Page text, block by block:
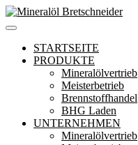
Zum
Inhalt
STARTSEITE
PRODUKTE
Mineralölvertrieb
Meisterbetrieb
Brennstoffhandel
BHG Laden
UNTERNEHMEN
Mineralölvertrieb